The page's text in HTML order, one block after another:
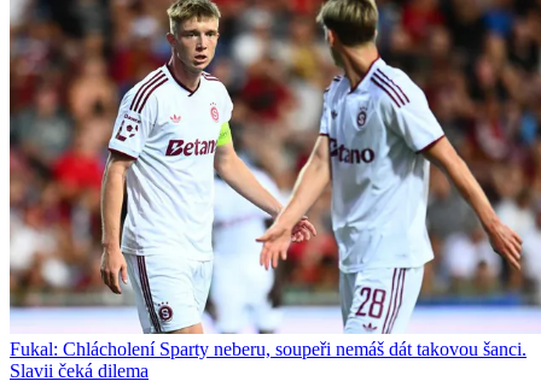
Fukal: Chlácholení Sparty neberu, soupeři nemáš dát takovou šanci.
Slavii čeká dilema